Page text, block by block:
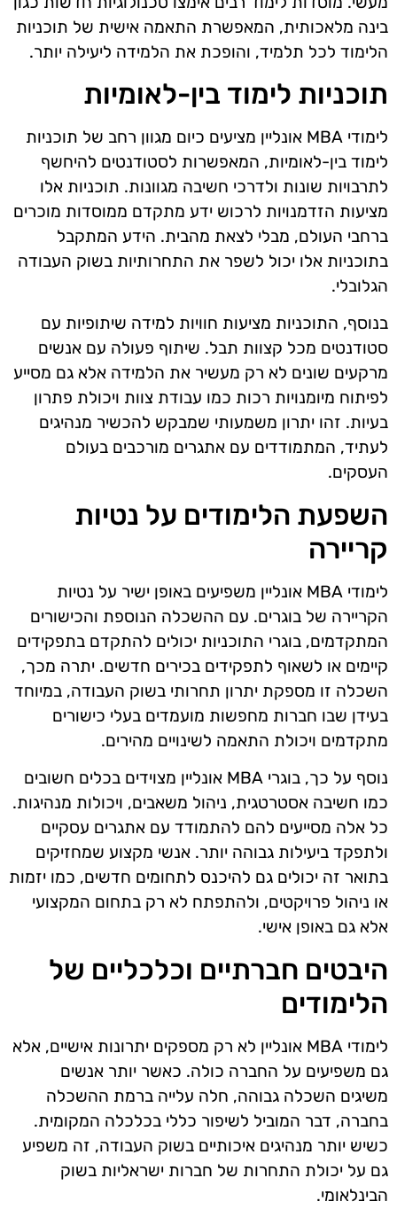
בינה מלאכותית, המאפשרת התאמה אישית של תוכניות
הלימוד לכל תלמיד, והופכת את הלמידה ליעילה יותר.
תוכניות לימוד בין-לאומיות
לימודי MBA אונליין מציעים כיום מגוון רחב של תוכניות
לימוד בין-לאומיות, המאפשרות לסטודנטים להיחשף
לתרבויות שונות ולדרכי חשיבה מגוונות. תוכניות אלו
מציעות הזדמנויות לרכוש ידע מתקדם ממוסדות מוכרים
ברחבי העולם, מבלי לצאת מהבית. הידע המתקבל
בתוכניות אלו יכול לשפר את התחרותיות בשוק העבודה
הגלובלי.
בנוסף, התוכניות מציעות חוויות למידה שיתופיות עם
סטודנטים מכל קצוות תבל. שיתוף פעולה עם אנשים
מרקעים שונים לא רק מעשיר את הלמידה אלא גם מסייע
לפיתוח מיומנויות רכות כמו עבודת צוות ויכולת פתרון
בעיות. זהו יתרון משמעותי שמבקש להכשיר מנהיגים
לעתיד, המתמודדים עם אתגרים מורכבים בעולם
העסקים.
השפעת הלימודים על נטיות
קריירה
לימודי MBA אונליין משפיעים באופן ישיר על נטיות
הקריירה של בוגרים. עם ההשכלה הנוספת והכישורים
המתקדמים, בוגרי התוכניות יכולים להתקדם בתפקידים
קיימים או לשאוף לתפקידים בכירים חדשים. יתרה מכך,
השכלה זו מספקת יתרון תחרותי בשוק העבודה, במיוחד
בעידן שבו חברות מחפשות מועמדים בעלי כישורים
מתקדמים ויכולת התאמה לשינויים מהירים.
נוסף על כך, בוגרי MBA אונליין מצוידים בכלים חשובים
כמו חשיבה אסטרטגית, ניהול משאבים, ויכולות מנהיגות.
כל אלה מסייעים להם להתמודד עם אתגרים עסקיים
ולתפקד ביעילות גבוהה יותר. אנשי מקצוע שמחזיקים
בתואר זה יכולים גם להיכנס לתחומים חדשים, כמו יזמות
או ניהול פרויקטים, ולהתפתח לא רק בתחום המקצועי
אלא גם באופן אישי.
היבטים חברתיים וכלכליים של
הלימודים
לימודי MBA אונליין לא רק מספקים יתרונות אישיים, אלא
גם משפיעים על החברה כולה. כאשר יותר אנשים
משיגים השכלה גבוהה, חלה עלייה ברמת ההשכלה
בחברה, דבר המוביל לשיפור כללי בכלכלה המקומית.
כשיש יותר מנהיגים איכותיים בשוק העבודה, זה משפיע
גם על יכולת התחרות של חברות ישראליות בשוק
הבינלאומי.